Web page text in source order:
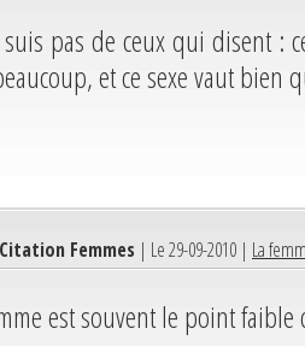
pas de ceux qui disent :
et ce sexe vaut
Citation Femmes | Le 29-09-2010 | La
est souvent le point